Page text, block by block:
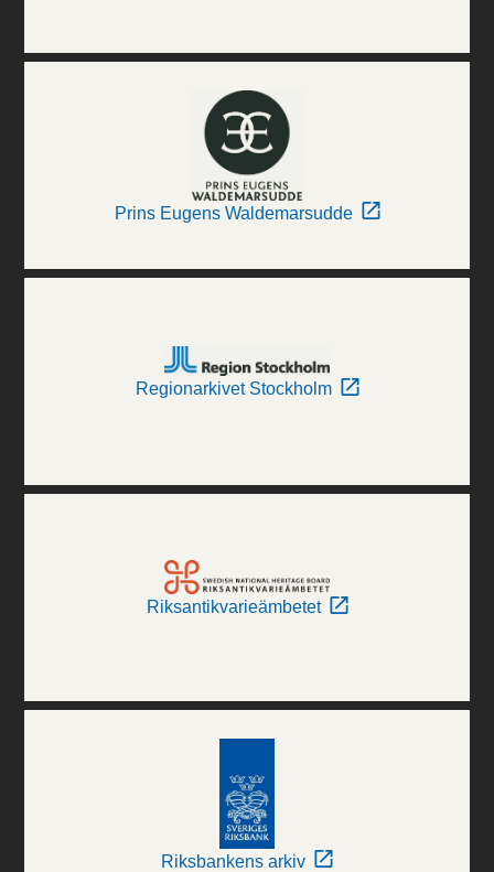
Prins Eugens Waldemarsudde
Regionarkivet Stockholm
Riksantikvarieämbetet
Riksbankens arkiv